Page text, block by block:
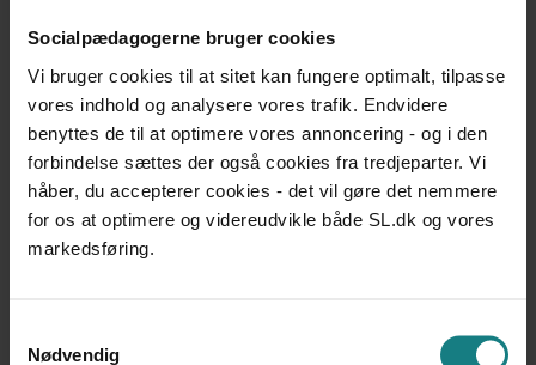
Socialpædagogerne bruger cookies
Vi bruger cookies til at sitet kan fungere optimalt, tilpasse
vores indhold og analysere vores trafik. Endvidere
benyttes de til at optimere vores annoncering - og i den
forbindelse sættes der også cookies fra tredjeparter. Vi
håber, du accepterer cookies - det vil gøre det nemmere
for os at optimere og videreudvikle både SL.dk og vores
markedsføring.
Nødvendig
Undersøgelse af Familieplejeområdet
Udgivet 2013
UNDERSØGELSER OG EVALUERINGER
Mere uddannelse, mere i løn?
Helle Sophie Houlberg, Mona Larsen
Udgivet 2013
UNDERSØGELSER OG EVALUERINGER
Akutpakkeindsatsen